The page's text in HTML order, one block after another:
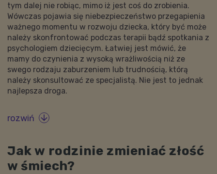
tym dalej nie robiąc, mimo iż jest coś do zrobienia.
Wówczas pojawia się niebezpieczeństwo przegapienia
ważnego momentu w rozwoju dziecka, który być może
należy skonfrontować podczas terapii bądź spotkania z
psychologiem dziecięcym. Łatwiej jest mówić, że
mamy do czynienia z wysoką wrażliwością niż ze
swego rodzaju zaburzeniem lub trudnością, którą
należy skonsultować ze specjalistą. Nie jest to jednak
najlepsza droga.
rozwiń 
Jak w rodzinie zmieniać złość
w śmiech?